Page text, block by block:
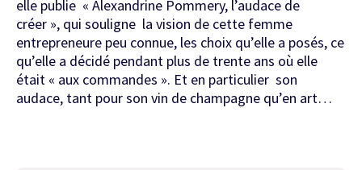
elle publie « Alexandrine Pommery, l’audace de
créer », qui souligne la vision de cette femme
entrepreneure peu connue, les choix qu’elle a posés, ce
qu’elle a décidé pendant plus de trente ans où elle
était « aux commandes ». Et en particulier son
audace, tant pour son vin de champagne qu’en art…